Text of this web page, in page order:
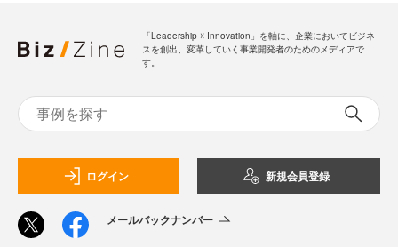
「Leadership ☓ Innovation」を軸に、企業においてビジネ
スを創出、変革していく事業開発者のためのメディアで
す。
ログイン 新規会員登録
メールバックナンバー